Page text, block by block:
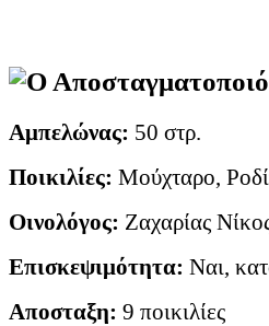
Ο
Αμπελώνας: 50 στρ.
Ποικιλίες: Μούχταρο,
Οινολόγος: Ζαχαρίας
Επισκεψιμότητα: Ναι,
Αποσταξη: 9 ποικιλίες